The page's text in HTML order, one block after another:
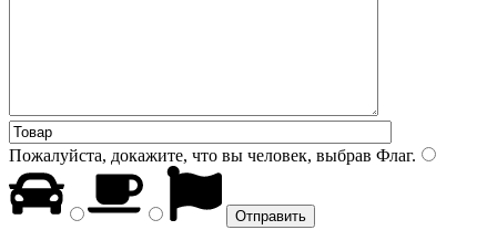
Пожалуйста, докажите, что вы человек, выбрав Флаг.